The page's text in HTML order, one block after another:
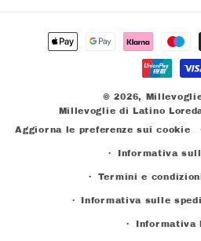
Metodi
© 2026,
Millevoglie di Latino
Aggiorna le preferenze sui cookie
Informativa
Termini e
Informativa sulle
Informativa